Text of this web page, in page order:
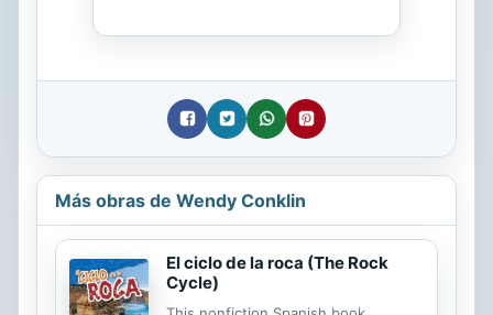
Más obras de Wendy Conklin
El ciclo de la roca (The Rock
Cycle)